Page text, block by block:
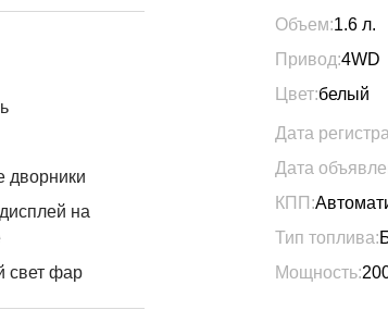
дворники
на
свет фар
Объем:1.6 л.
Привод:4WD
Цвет:белый
Дата
Дата
КПП:
Тип топлива:
Мощность: